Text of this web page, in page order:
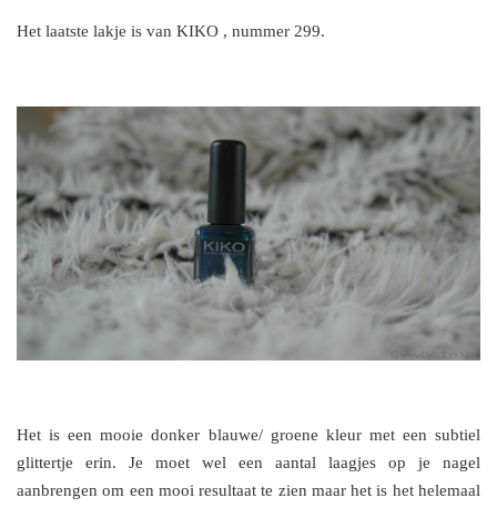
Het laatste lakje is van KIKO , nummer 299.
Het is een mooie donker blauwe/ groene kleur met een subtiel
glittertje erin. Je moet wel een aantal laagjes op je nagel
aanbrengen om een mooi resultaat te zien maar het is het helemaal